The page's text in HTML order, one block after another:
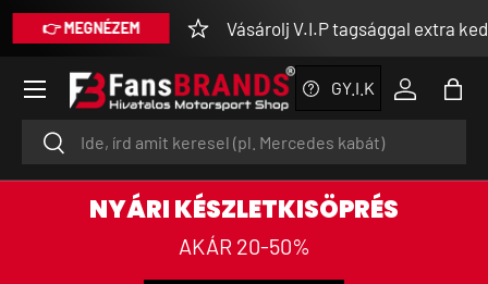
UGRÁS A TARTALOMRA
👉 MEGNÉZEM Vásárolj V.I.P tagsággal extra
Keresés
Keresés
GY.I.K
Menü
NYÁRI KÉSZLETKISÖPRÉS
AKÁR 20-50%